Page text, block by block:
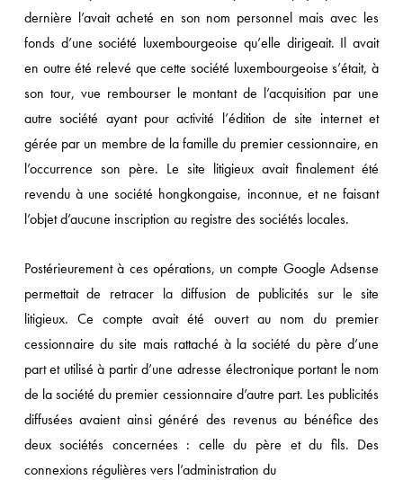
dernière l’avait acheté en son nom personnel mais avec les
fonds d’une société luxembourgeoise qu’elle dirigeait. Il avait
en outre été relevé que cette société luxembourgeoise s’était, à
son tour, vue rembourser le montant de l’acquisition par une
autre société ayant pour activité l’édition de site internet et
gérée par un membre de la famille du premier cessionnaire, en
l’occurrence son père. Le site litigieux avait finalement été
revendu à une société hongkongaise, inconnue, et ne faisant
l’objet d’aucune inscription au registre des sociétés locales.
Postérieurement à ces opérations, un compte Google Adsense
permettait de retracer la diffusion de publicités sur le site
litigieux. Ce compte avait été ouvert au nom du premier
cessionnaire du site mais rattaché à la société du père d’une
part et utilisé à partir d’une adresse électronique portant le nom
de la société du premier cessionnaire d’autre part. Les publicités
diffusées avaient ainsi généré des revenus au bénéfice des
deux sociétés concernées : celle du père et du fils. Des
connexions régulières vers l’administration du